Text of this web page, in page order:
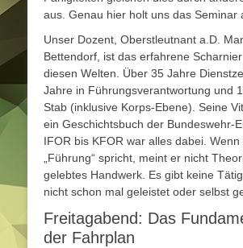
aus. Genau hier holt uns das Seminar
Unser Dozent, Oberstleutnant a.D.
Bettendorf, ist das erfahrene
diesen Welten. Über 35 Jahre
Jahre in Führungsverantwortung und
Stab (inklusive Korps-Ebene). Seine
ein Geschichtsbuch der Bundeswehr-
IFOR bis KFOR war alles dabei. Wenn
„Führung“ spricht, meint er nicht
gelebtes Handwerk. Es gibt keine
nicht schon mal geleistet oder selbst
Freitagabend: Das
der Fahrplan